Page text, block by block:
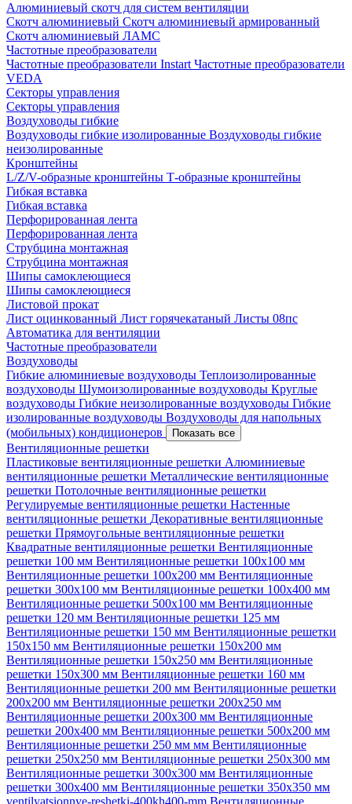
Алюминиевый скотч для систем вентиляции
Скотч алюминиевый Скотч алюминиевый армированный
Скотч алюминиевый ЛАМС
Частотные преобразователи
Частотные преобразователи Instart Частотные преобразователи
VEDA
Секторы управления
Секторы управления
Воздуховоды гибкие
Воздуховоды гибкие изолированные Воздуховоды гибкие
неизолированные
Кронштейны
L/Z/V-образные кронштейны Т-образные кронштейны
Гибкая вставка
Гибкая вставка
Перфорированная лента
Перфорированная лента
Струбцина монтажная
Струбцина монтажная
Шипы самоклеющиеся
Шипы самоклеющиеся
Листовой прокат
Лист оцинкованный Лист горячекатаный Листы 08пс
Автоматика для вентиляции
Частотные преобразователи
Воздуховоды
Гибкие алюминиевые воздуховоды Теплоизолированные
воздуховоды Шумоизолированные воздуховоды Круглые
воздуховоды Гибкие неизолированные воздуховоды Гибкие
изолированные воздуховоды Воздуховоды для напольных
(мобильных) кондиционеров
Показать все
Вентиляционные решетки
Пластиковые вентиляционные решетки Алюминиевые
вентиляционные решетки Металлические вентиляционные
решетки Потолочные вентиляционные решетки
Регулируемые вентиляционные решетки Настенные
вентиляционные решетки Декоративные вентиляционные
решетки Прямоугольные вентиляционные решетки
Квадратные вентиляционные решетки Вентиляционные
решетки 100 мм Вентиляционные решетки 100х100 мм
Вентиляционные решетки 100х200 мм Вентиляционные
решетки 300х100 мм Вентиляционные решетки 100х400 мм
Вентиляционные решетки 500х100 мм Вентиляционные
решетки 120 мм Вентиляционные решетки 125 мм
Вентиляционные решетки 150 мм Вентиляционные решетки
150х150 мм Вентиляционные решетки 150х200 мм
Вентиляционные решетки 150х250 мм Вентиляционные
решетки 150х300 мм Вентиляционные решетки 160 мм
Вентиляционные решетки 200 мм Вентиляционные решетки
200х200 мм Вентиляционные решетки 200х250 мм
Вентиляционные решетки 200х300 мм Вентиляционные
решетки 200х400 мм Вентиляционные решетки 500х200 мм
Вентиляционные решетки 250 мм мм Вентиляционные
решетки 250х250 мм Вентиляционные решетки 250х300 мм
Вентиляционные решетки 300х300 мм Вентиляционные
решетки 300х400 мм Вентиляционные решетки 350х350 мм
ventilyatsionnye-reshetki-400kh400-mm Вентиляционные